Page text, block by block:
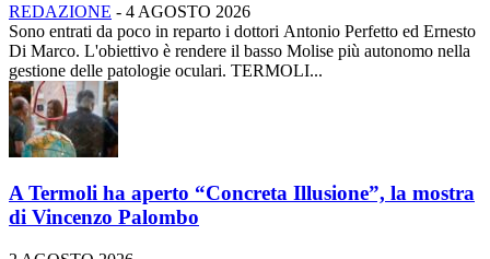
REDAZIONE - 4 AGOSTO 2026
Sono entrati da poco in reparto i dottori Antonio Perfetto ed Ernesto
Di Marco. L'obiettivo è rendere il basso Molise più autonomo nella
gestione delle patologie oculari. TERMOLI...
A Termoli ha aperto “Concreta Illusione”, la mostra
di Vincenzo Palombo